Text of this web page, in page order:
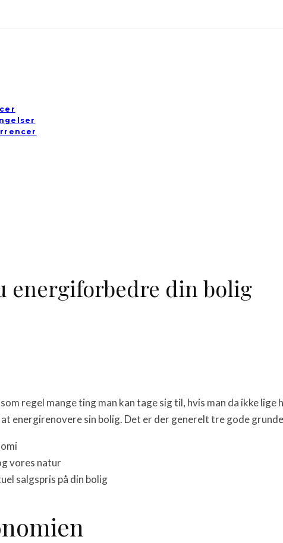
energiforbedre din bolig
regel mange ting man kan tage sig til, hvis man da ikke
energirenovere sin bolig. Det er der generelt tre gode
vores natur
salgspris på din bolig